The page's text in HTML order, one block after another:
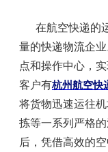
在航空快递的
量的快递物流企
点和操作中心，
客户有杭州航空快
将货物迅速运往
拣等一系列严格
后，凭借高效的